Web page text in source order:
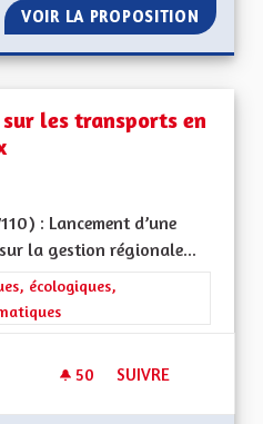
VOIR LA PROPOSITION UN
les transports en
: Lancement d’une
la gestion régionale...
: Les transitions
écologiques,
50 50 ABONNÉS
SUIVRE